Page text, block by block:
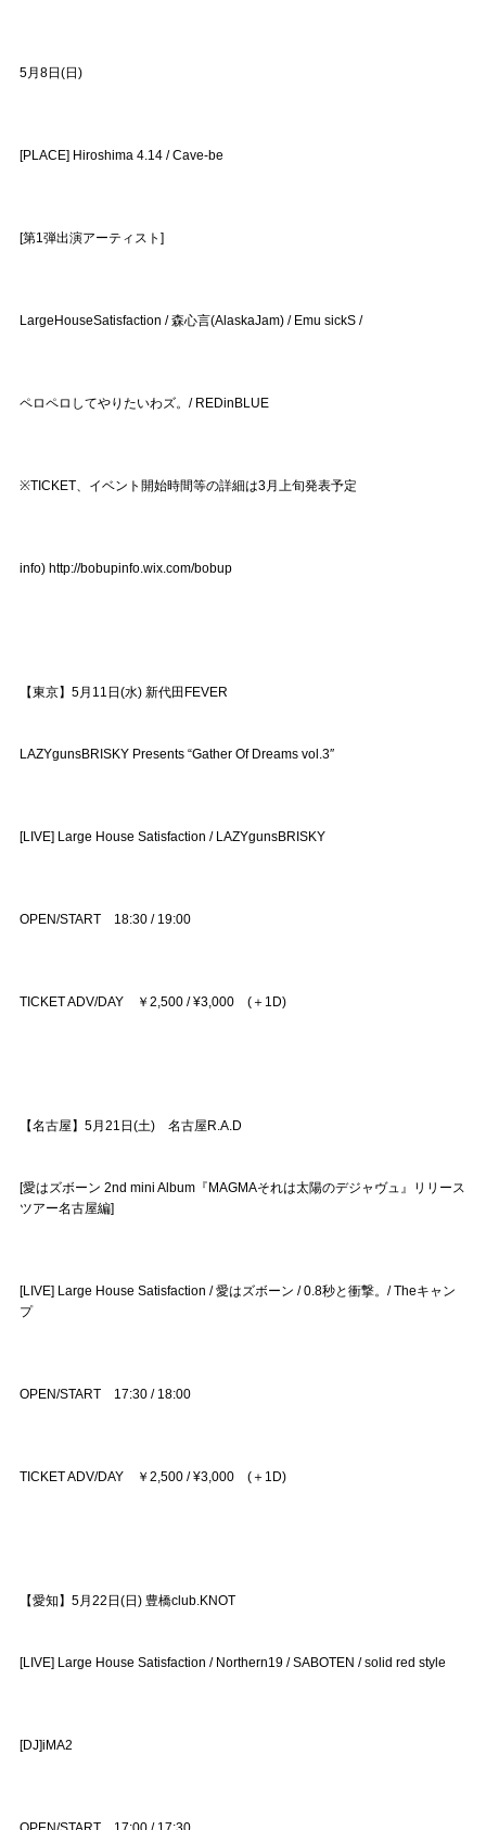
5月8日(日)
[PLACE] Hiroshima 4.14 / Cave-be
[第1弾出演アーティスト]
LargeHouseSatisfaction / 森心言(AlaskaJam) / Emu sickS /
ペロペロしてやりたいわズ。/ REDinBLUE
※TICKET、イベント開始時間等の詳細は3月上旬発表予定
info) http://bobupinfo.wix.com/bobup
【東京】5月11日(水) 新代田FEVER
LAZYgunsBRISKY Presents “Gather Of Dreams vol.3″
[LIVE] Large House Satisfaction / LAZYgunsBRISKY
OPEN/START 18:30 / 19:00
TICKET ADV/DAY ￥2,500 / ¥3,000 (＋1D)
【名古屋】5月21日(土) 名古屋R.A.D
[愛はズボーン 2nd mini Album『MAGMAそれは太陽のデジャヴュ』リリース
ツアー名古屋編]
[LIVE] Large House Satisfaction / 愛はズボーン / 0.8秒と衝撃。/ Theキャン
プ
OPEN/START 17:30 / 18:00
TICKET ADV/DAY ￥2,500 / ¥3,000 (＋1D)
【愛知】5月22日(日) 豊橋club.KNOT
[LIVE] Large House Satisfaction / Northern19 / SABOTEN / solid red style
[DJ]iMA2